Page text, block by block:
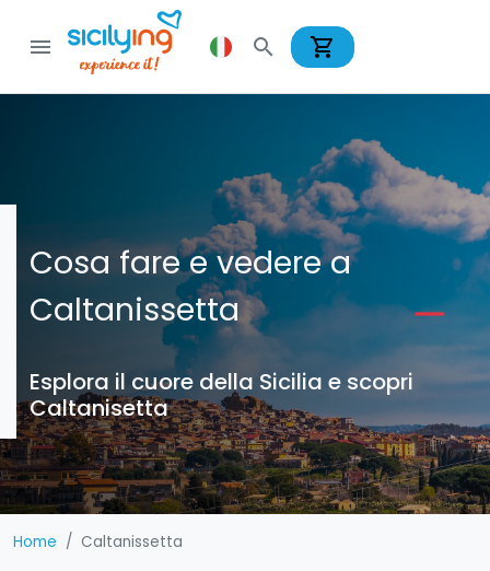
menu search shopping_cart
Cosa fare e vedere a
Caltanissetta
Esplora il cuore della Sicilia e scopri
Caltanisetta
Home Caltanissetta